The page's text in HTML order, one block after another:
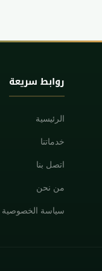
روابط سريعة
الرئيسية
خدماتنا
اتصل بنا
من نحن
سياسة الخصوصية